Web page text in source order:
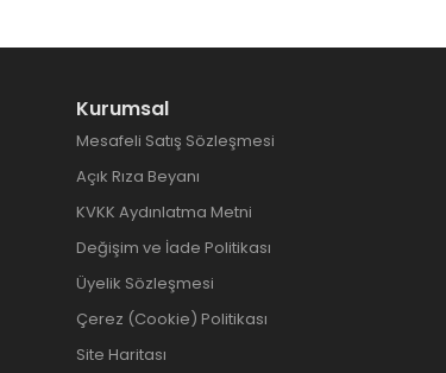
Kurumsal
Mesafeli Satış Sözleşmesi
Açık Rıza Beyanı
KVKK Aydınlatma Metni
Değişim ve İade Politikası
Üyelik Sözleşmesi
Çerez (Cookie) Politikası
Site Haritası